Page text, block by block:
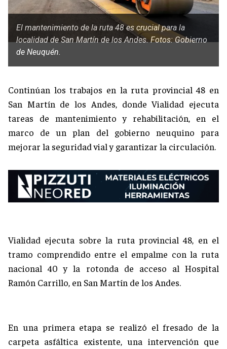
El mantenimiento de la ruta 48 es crucial para la
localidad de San Martín de los Andes. Fotos: Gobierno
de Neuquén.
Continúan los trabajos en la ruta provincial 48 en
San Martín de los Andes, donde Vialidad ejecuta
tareas de mantenimiento y rehabilitación, en el
marco de un plan del gobierno neuquino para
mejorar la seguridad vial y garantizar la circulación.
Vialidad ejecuta sobre la ruta provincial 48, en el
tramo comprendido entre el empalme con la ruta
nacional 40 y la rotonda de acceso al Hospital
Ramón Carrillo, en San Martín de los Andes.
En una primera etapa se realizó el fresado de la
carpeta asfáltica existente, una intervención que